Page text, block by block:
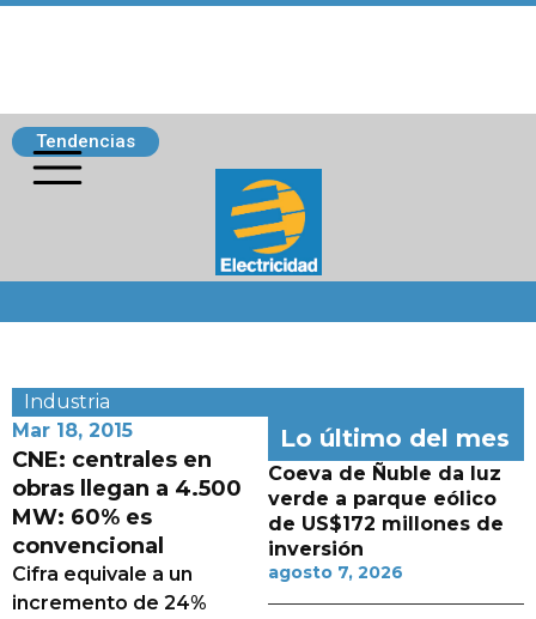
Tendencias
Industria
Mar 18, 2015
CNE: centrales en
obras llegan a 4.500
MW: 60% es
convencional
Cifra equivale a un
incremento de 24%
Lo último del mes
Coeva de Ñuble da luz
verde a parque eólico
de US$172 millones de
inversión
agosto 7, 2026